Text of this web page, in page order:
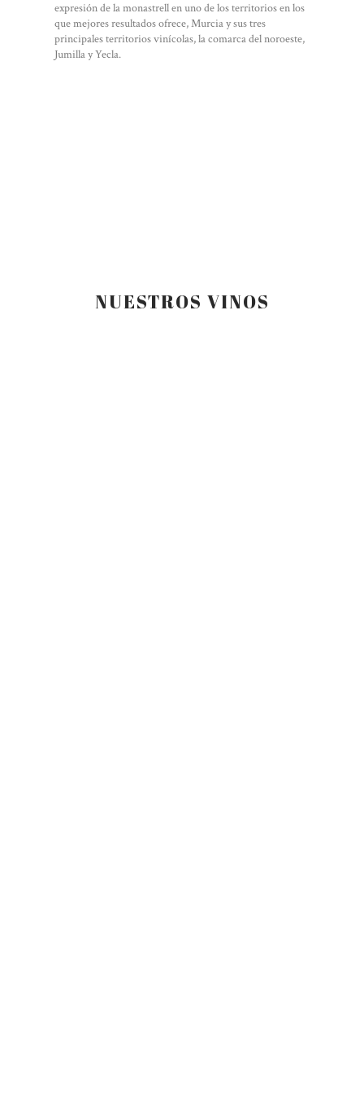
expresión de la monastrell en uno de los territorios en los
que mejores resultados ofrece, Murcia y sus tres
principales territorios vinícolas, la comarca del noroeste,
Jumilla y Yecla.
NUESTROS VINOS